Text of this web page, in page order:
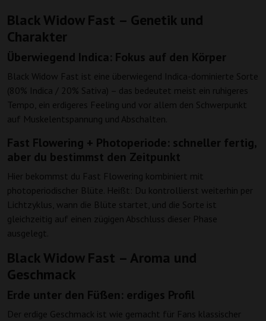
Black Widow Fast – Genetik und
Charakter
Überwiegend Indica: Fokus auf den Körper
Black Widow Fast ist eine überwiegend Indica-dominierte Sorte
(80% Indica / 20% Sativa) – das bedeutet meist ein ruhigeres
Tempo, ein erdigeres Feeling und vor allem den Schwerpunkt
auf Muskelentspannung und Abschalten.
Fast Flowering + Photoperiode: schneller fertig,
aber du bestimmst den Zeitpunkt
Hier bekommst du Fast Flowering kombiniert mit
photoperiodischer Blüte. Heißt: Du kontrollierst weiterhin per
Lichtzyklus, wann die Blüte startet, und die Sorte ist
gleichzeitig auf einen zügigen Abschluss dieser Phase
ausgelegt.
Black Widow Fast – Aroma und
Geschmack
Erde unter den Füßen: erdiges Profil
Der erdige Geschmack ist wie gemacht für Fans klassischer